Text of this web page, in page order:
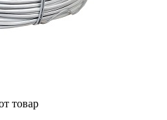
товар